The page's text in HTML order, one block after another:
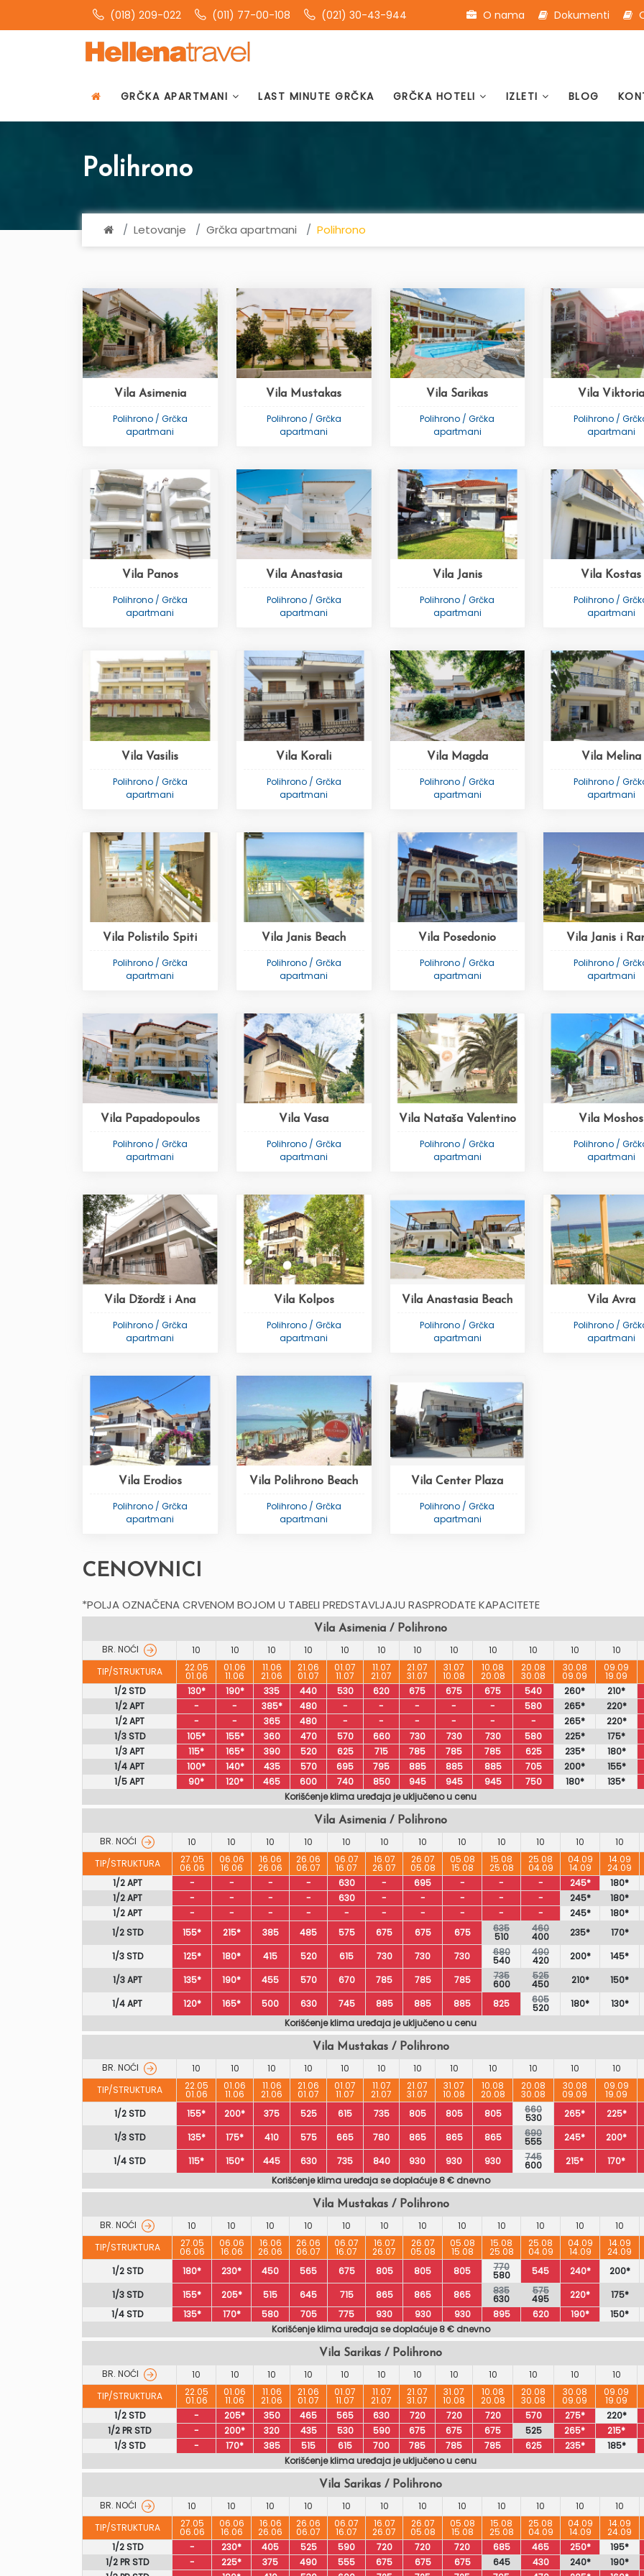
(018) 209-022 (011) 77-00-108 (021) 30-43-944 O nama Dokumenti
GRČKA APARTMANI LAST MINUTE GRČKA GRČKA HOTELI IZLETI BLOG
Polihrono
Letovanje Grčka apartmani Polihrono
Vila Asimenia
Polihrono / Grčka
apartmani
Vila Mustakas
Polihrono / Grčka
apartmani
Vila Sarikas
Polihrono / Grčka
apartmani
Vila Viktoria
Polihrono /
apartmani
Vila Panos
Polihrono / Grčka
apartmani
Vila Anastasia
Polihrono / Grčka
apartmani
Vila Janis
Polihrono / Grčka
apartmani
Vila Kostas
Polihrono /
apartmani
Vila Vasilis
Polihrono / Grčka
apartmani
Vila Korali
Polihrono / Grčka
apartmani
Vila Magda
Polihrono / Grčka
apartmani
Vila Melina
Polihrono /
apartmani
Vila Polistilo Spiti
Polihrono / Grčka
apartmani
Vila Janis Beach
Polihrono / Grčka
apartmani
Vila Posedonio
Polihrono / Grčka
apartmani
Vila Janis i
Polihrono /
apartmani
Vila Papadopoulos
Polihrono / Grčka
apartmani
Vila Vasa
Polihrono / Grčka
apartmani
Vila Nataša Valentino
Polihrono / Grčka
apartmani
Vila Moshos
Polihrono /
apartmani
Vila Džordž i Ana
Polihrono / Grčka
apartmani
Vila Kolpos
Polihrono / Grčka
apartmani
Vila Anastasia Beach
Polihrono / Grčka
apartmani
Vila Avra
Polihrono /
apartmani
Vila Erodios
Polihrono / Grčka
apartmani
Vila Polihrono Beach
Polihrono / Grčka
apartmani
Vila Center Plaza
Polihrono / Grčka
apartmani
CENOVNICI
*POLJA OZNAČENA CRVENOM BOJOM U TABELI PREDSTAVLJAJU RASPRODATE KAPACITETE
Vila Asimenia / Polihrono
BR. NOĆI 10 10 10 10 10 10 10 10 10 10 10
10
TIP/STRUKTURA
22.05
01.06
01.06
11.06
11.06
21.06
21.06
01.07
01.07
11.07
11.07
21.07
21.07
31.07
31.07
10.08
10.08
20.08
20.08
30.08
30.08
09.09
09.09
19.09
1/2 STD
130* 190* 335 440 530 620 675 675 675 540 260*
210*
1/2 APT
- - 385* 480 - - - - - 580 265*
220*
1/2 APT
- - 365 480 - - - - - - 265*
220*
1/3 STD
105* 155* 360 470 570 660 730 730 730 580 225*
175*
1/3 APT
115* 165* 390 520 625 715 785 785 785 625 235*
180*
1/4 APT
100* 140* 435 570 695 795 885 885 885 705 200*
155*
1/5 APT
90* 120* 465 600 740 850 945 945 945 750 180*
135*
Korišćenje klima uređaja je uključeno u cenu
Vila Asimenia / Polihrono
BR. NOĆI 10 10 10 10 10 10 10 10 10 10 10
10
TIP/STRUKTURA
27.05
06.06
06.06
16.06
16.06
26.06
26.06
06.07
06.07
16.07
16.07
26.07
26.07
05.08
05.08
15.08
15.08
25.08
25.08
04.09
04.09
14.09
14.09
24.09
1/2 APT
- - - - 630 - 695 - - - 245*
180*
1/2 APT
- - - - 630 - - - - - 245*
180*
1/2 APT
- - - - - - - - - - 245*
180*
1/2 STD
155* 215* 385 485 575 675 675 675 635
510
460
400 235*
170*
1/3 STD
125* 180* 415 520 615 730 730 730 680
540
490
420 200*
145*
1/3 APT
135* 190* 455 570 670 785 785 785 735
600
525
450 210*
150*
1/4 APT
120* 165* 500 630 745 885 885 885 825 605
520 180*
130*
Korišćenje klima uređaja je uključeno u cenu
Vila Mustakas / Polihrono
BR. NOĆI 10 10 10 10 10 10 10 10 10 10 10
10
TIP/STRUKTURA
22.05
01.06
01.06
11.06
11.06
21.06
21.06
01.07
01.07
11.07
11.07
21.07
21.07
31.07
31.07
10.08
10.08
20.08
20.08
30.08
30.08
09.09
09.09
19.09
1/2 STD
155* 200* 375 525 615 735 805 805 805 660
530 265*
225*
1/3 STD
135* 175* 410 575 665 780 865 865 865 690
555 245*
200*
1/4 STD
115* 150* 445 630 735 840 930 930 930 745
600 215*
170*
Korišćenje klima uređaja se doplaćuje 8 € dnevno
Vila Mustakas / Polihrono
BR. NOĆI 10 10 10 10 10 10 10 10 10 10 10
10
TIP/STRUKTURA
27.05
06.06
06.06
16.06
16.06
26.06
26.06
06.07
06.07
16.07
16.07
26.07
26.07
05.08
05.08
15.08
15.08
25.08
25.08
04.09
04.09
14.09
14.09
24.09
1/2 STD
180* 230* 450 565 675 805 805 805 770
580 545 240*
200*
1/3 STD
155* 205* 515 645 715 865 865 865 835
630
575
495 220*
175*
1/4 STD
135* 170* 580 705 775 930 930 930 895 620 190*
150*
Korišćenje klima uređaja se doplaćuje 8 € dnevno
Vila Sarikas / Polihrono
BR. NOĆI 10 10 10 10 10 10 10 10 10 10 10
10
TIP/STRUKTURA
22.05
01.06
01.06
11.06
11.06
21.06
21.06
01.07
01.07
11.07
11.07
21.07
21.07
31.07
31.07
10.08
10.08
20.08
20.08
30.08
30.08
09.09
09.09
19.09
1/2 STD
- 205* 350 465 565 630 720 720 720 570 275*
220*
1/2 PR STD
- 200* 320 435 530 590 675 675 675 525 265*
215*
1/3 STD
- 170* 385 515 615 700 785 785 785 625 235*
185*
Korišćenje klima uređaja je uključeno u cenu
Vila Sarikas / Polihrono
BR. NOĆI 10 10 10 10 10 10 10 10 10 10 10
10
TIP/STRUKTURA
27.05
06.06
06.06
16.06
16.06
26.06
26.06
06.07
06.07
16.07
16.07
26.07
26.07
05.08
05.08
15.08
15.08
25.08
25.08
04.09
04.09
14.09
14.09
24.09
1/2 STD
- 230* 405 525 590 720 720 720 685 465 250*
195*
1/2 PR STD
- 225* 375 490 555 675 675 675 645 430 240*
190*